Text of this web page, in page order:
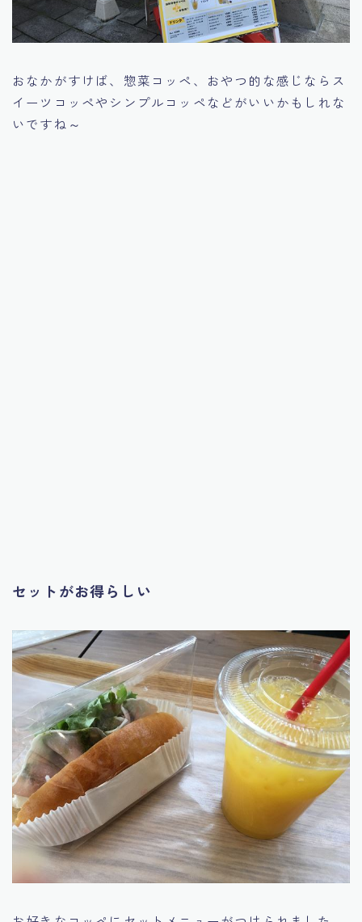
おなかがすけば、惣菜コッペ、おやつ的な感じならス
イーツコッペやシンプルコッペなどがいいかもしれな
いですね～
セットがお得らしい